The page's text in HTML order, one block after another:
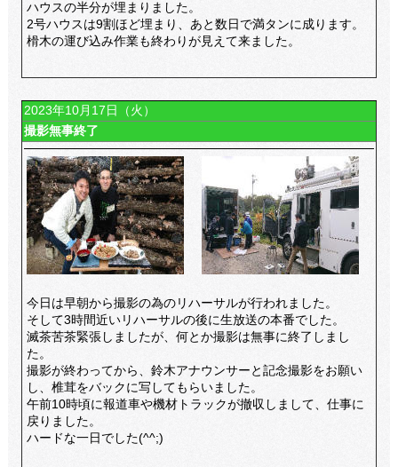
ハウスの半分が埋まりました。
2号ハウスは9割ほど埋まり、あと数日で満タンに成ります。
榾木の運び込み作業も終わりが見えて来ました。
2023年10月17日（火）
撮影無事終了
今日は早朝から撮影の為のリハーサルが行われました。
そして3時間近いリハーサルの後に生放送の本番でした。
滅茶苦茶緊張しましたが、何とか撮影は無事に終了しまし
た。
撮影が終わってから、鈴木アナウンサーと記念撮影をお願い
し、椎茸をバックに写してもらいました。
午前10時頃に報道車や機材トラックが撤収しまして、仕事に
戻りました。
ハードな一日でした(^^;)